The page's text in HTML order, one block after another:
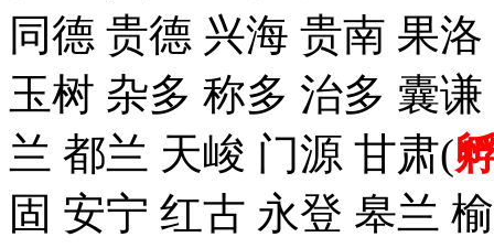
同德 贵德 兴海 贵南 果
玉树 杂多 称多 治多 囊
兰 都兰 天峻 门源 甘肃(
固 安宁 红古 永登 皋兰